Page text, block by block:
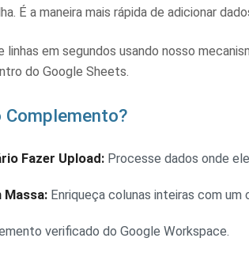
É a maneira mais rápida de adicionar
linhas em segundos usando nosso
do Google Sheets.
Complemento?
Fazer Upload: Processe dados onde
Massa: Enriqueça colunas inteiras com um
verificado do Google Workspace.